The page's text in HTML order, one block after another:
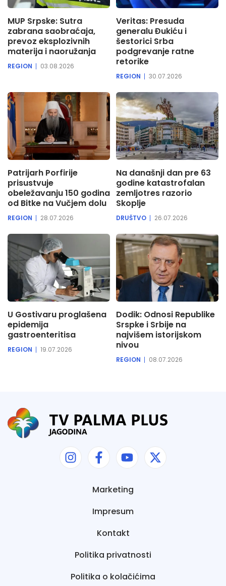
MUP Srpske: Sutra
zabrana saobraćaja,
prevoz eksplozivnih
materija i naoružanja
REGION 03.08.2026
Veritas: Presuda
generalu Đukiću i
šestorici Srba
podgrevanje ratne
retorike
REGION 30.07.2026
Patrijarh Porfirije
prisustvuje
obeležavanju 150 godina
od Bitke na Vučjem dolu
REGION 28.07.2026
Na današnji dan pre 63
godine katastrofalan
zemljotres razorio
Skoplje
DRUŠTVO 26.07.2026
U Gostivaru proglašena
epidemija
gastroenteritisa
REGION 19.07.2026
Dodik: Odnosi Republike
Srspke i Srbije na
najvišem istorijskom
nivou
REGION 08.07.2026
Marketing
Impresum
Kontakt
Politika privatnosti
Politika o kolačićima